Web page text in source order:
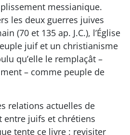
messianique.
les deux guerres juives
(70 et 135 ap. J.C.), l’Église
juif et un christianisme
qu’elle le remplaçât –
– comme peuple de
relations actuelles de
entre juifs et chrétiens
tente ce livre : revisiter